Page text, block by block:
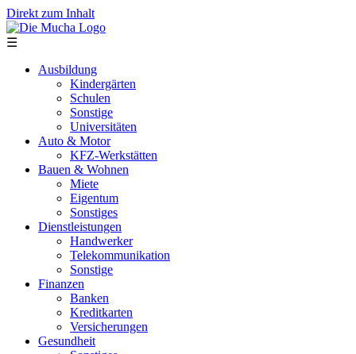
Direkt zum Inhalt
☰
Ausbildung
Kindergärten
Schulen
Sonstige
Universitäten
Auto & Motor
KFZ-Werkstätten
Bauen & Wohnen
Miete
Eigentum
Sonstiges
Dienstleistungen
Handwerker
Telekommunikation
Sonstige
Finanzen
Banken
Kreditkarten
Versicherungen
Gesundheit